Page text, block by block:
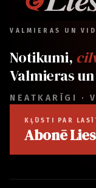
VALMIERAS UN
Notikumi,
Valmieras
NEATKARĪGI ·
KĻŪSTI PAR
Abonē